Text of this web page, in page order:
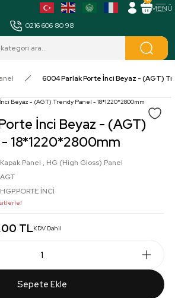
0216 606 80 98
6004 Parlak Porte İnci Beyaz - (AGT)
İnci Beyaz - (AGT)
18*1220*2800mm
Kapak Panel , HG (High Gloss) Panel
AGT
HGP.PORTE İNCİ
TLKDV Dahil
Sepete Ekle